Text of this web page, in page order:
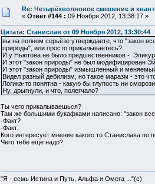
Re: Четырёхволновое смешение и
« Ответ #144 : 09 Ноября 2012, 13:38:17 »
Цитата: Станислав от 09 Ноября 2012, 13:30:44
вы на полном серьёзе утверждаете, что "закон
природы", или просто прикалываетесь?
И у Ньютона не было предшественников -
И этот "закон природы" не был модифицирован
И этот "закон природы" измышленный и
Видел разный дебилизм, но такое маразм - это
Логика-то понятна - какую бы глупость ни
Ну, дрыгнули, и что, полегчало?
Ты чего прикалываешься?
Там же большими букафками написано: "закон
-Факт?
-Факт.
Кого интересует мнение какого то Станислава
Чего тебе еще надо?
"Я - есмь Истина и Путь, Альфа и Омега ..."(с)